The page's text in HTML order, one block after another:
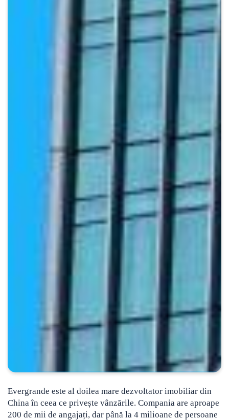
Evergrande este al doilea mare dezvoltator imobiliar din
China în ceea ce privește vânzările. Compania are aproape
200 de mii de angajați, dar până la 4 milioane de persoane